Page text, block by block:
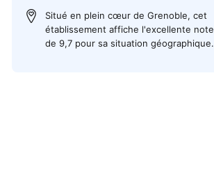
Situé en plein cœur de Grenoble, cet
établissement affiche l'excellente note
de 9,7 pour sa situation géographique.